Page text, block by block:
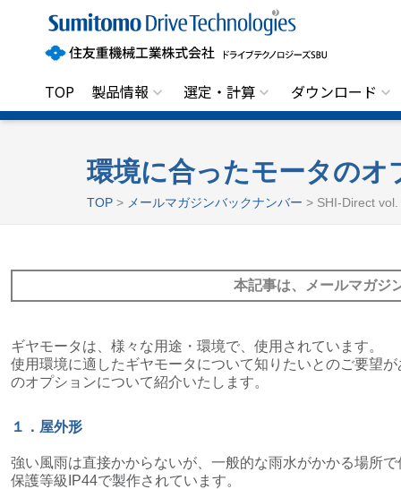
住
友
重
機
工
業
株
ノ
ジ
S
B
U
TOP 製品情報 選定・計算 ダウンロード
環境に合ったモータの
TOP > メールマガジンバックナンバー > SHI-Direct
本記事は、メールマガジ
ギヤモータは、様々な用途・環境で、使用されています。
使用環境に適したギヤモータについて知りたいとのご要望
のオプションについて紹介いたします。
１．屋外形
強い風雨は直接かからないが、一般的な雨水がかかる場所
保護等級IP44で製作されています。